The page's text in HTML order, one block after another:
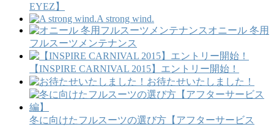
EYEZ】
A strong wind.
オニール 冬用
フルスーツメンテナンス
【INSPIRE CARNIVAL 2015】エントリー開始！
お待たせいたしました！
冬に向けたフルスーツの選び方【アフターサービス